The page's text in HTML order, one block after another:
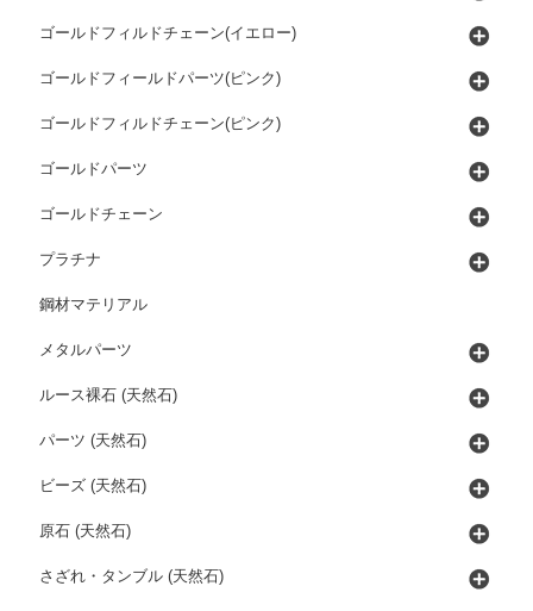
ゴールドフィルドチェーン(イエロー)
ゴールドフィールドパーツ(ピンク)
ゴールドフィルドチェーン(ピンク)
ゴールドパーツ
ゴールドチェーン
プラチナ
鋼材マテリアル
メタルパーツ
ルース裸石 (天然石)
パーツ (天然石)
ビーズ (天然石)
原石 (天然石)
さざれ・タンブル (天然石)